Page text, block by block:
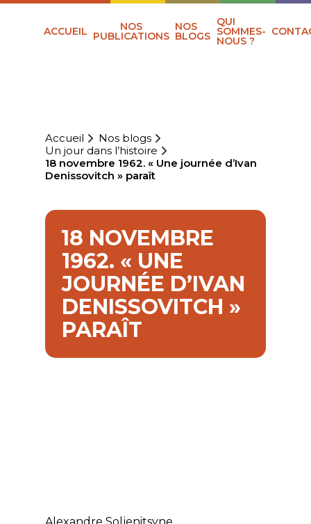
ACCUEIL NOS
PUBLICATIONS
NOS
BLOGS
QUI
SOMMES-
NOUS ?
Accueil
Nos blogs
Un jour dans l’histoire
18 novembre 1962. « Une journée d’Ivan
Denissovitch » paraît
18 NOVEMBRE
1962. « UNE
JOURNÉE D’IVAN
DENISSOVITCH »
PARAÎT